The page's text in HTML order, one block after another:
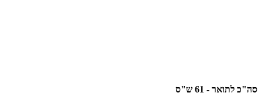
סה"כ לתואר - 61 ש"ס